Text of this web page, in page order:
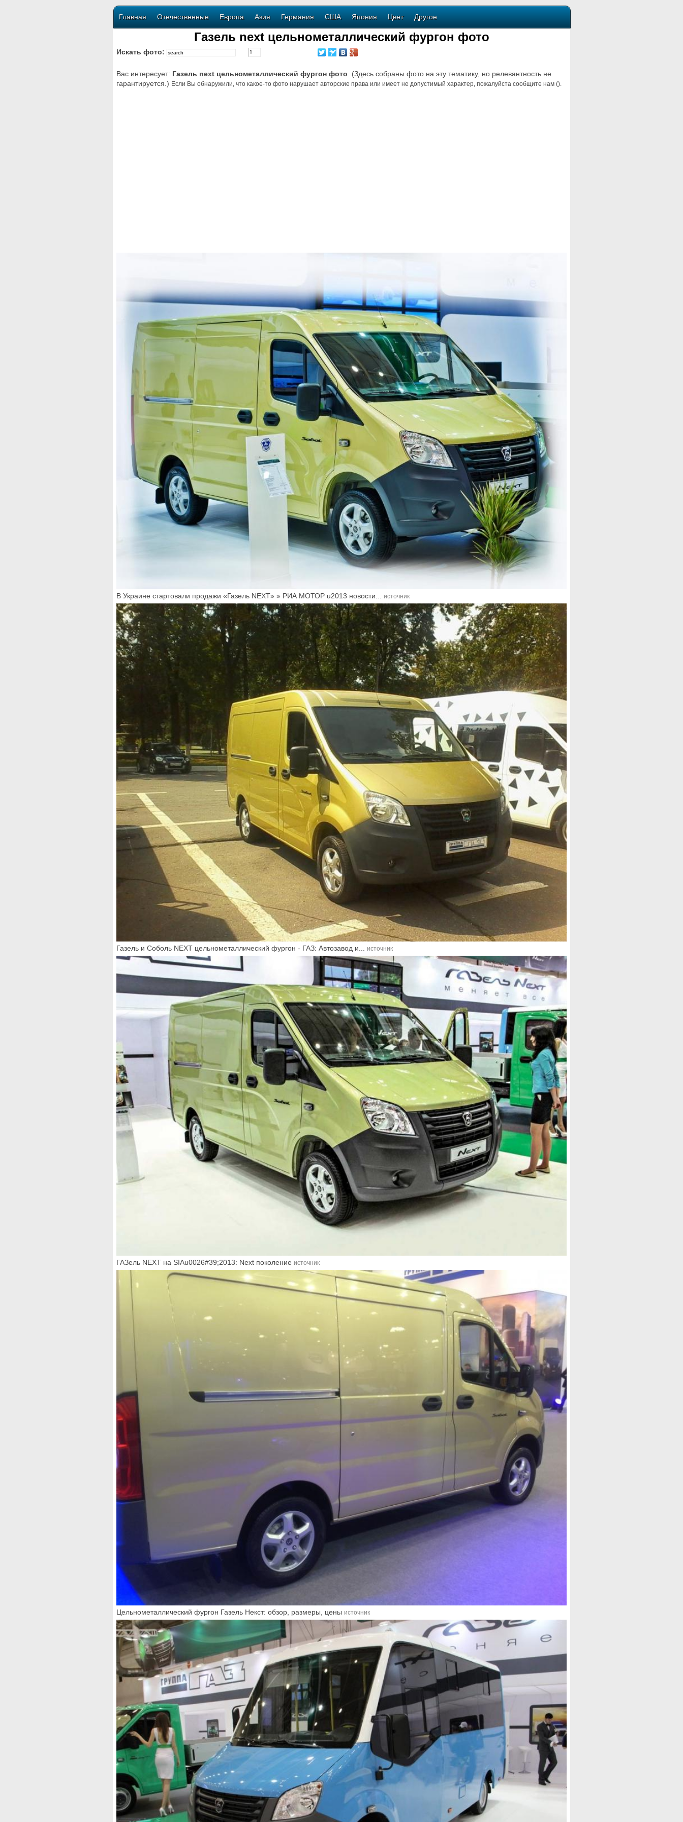
Главная Отечественные Европа Азия Германия США Япония Цвет Другое
Газель next цельнометаллический фургон фото
Искать фото:
Вас интересует: Газель next цельнометаллический фургон фото . (Здесь собраны фото на эту тематику, но релевантность не
гарантируется.) Если Вы обнаружили, что какое-то фото нарушает авторские права или имеет не допустимый характер, пожалуйста сообщите нам ().
В Украине стартовали продажи «Газель NEXT» » РИА МОТОР u2013 новости... источник
Газель и Соболь NEXT цельнометаллический фургон - ГАЗ: Автозавод и... источник
ГАЗель NEXT на SIAu0026#39;2013: Next поколение источник
Цельнометаллический фургон Газель Некст: обзор, размеры, цены источник